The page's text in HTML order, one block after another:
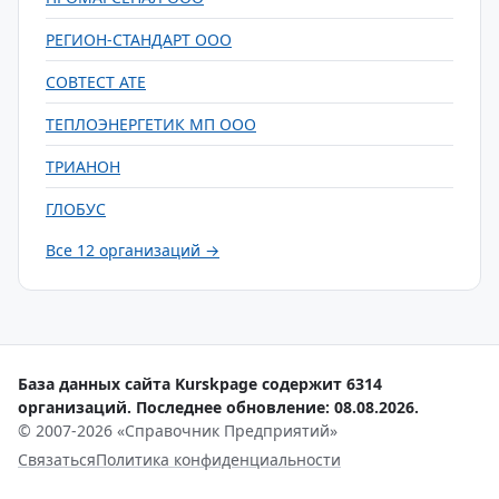
РЕГИОН-СТАНДАРТ ООО
СОВТЕСТ АТЕ
ТЕПЛОЭНЕРГЕТИК МП ООО
ТРИАНОН
ГЛОБУС
Все 12 организаций →
База данных сайта Kurskpage содержит 6314
организаций. Последнее обновление: 08.08.2026.
© 2007-2026 «Справочник Предприятий»
СвязатьсяПолитика конфиденциальности